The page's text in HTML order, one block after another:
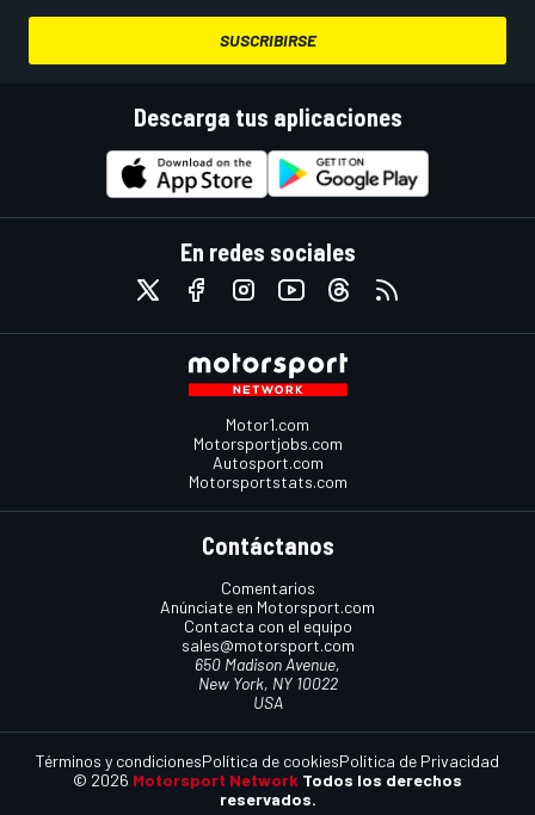
SUSCRIBIRSE
Descarga tus aplicaciones
En redes sociales
Motor1.com
Motorsportjobs.com
Autosport.com
Motorsportstats.com
Contáctanos
Comentarios
Anúnciate en Motorsport.com
Contacta con el equipo
sales@motorsport.com
650 Madison Avenue,
New York, NY 10022
USA
© 2026 Motorsport Network Todos los derechos
reservados.
Términos y condicionesPolítica de cookiesPolítica de Privacidad